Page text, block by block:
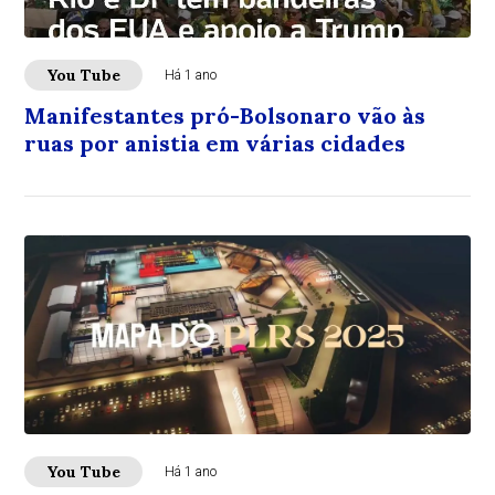
You Tube Há 1 ano
Manifestantes pró-Bolsonaro vão às
ruas por anistia em várias cidades
You Tube Há 1 ano